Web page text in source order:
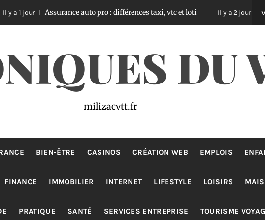
Assurance auto pro : différences taxi, vtc et loti Il y a 2 jours
DU
milizacvtt.fr
BIEN-ÊTRE CASINOS CRÉATION WEB EMPLOIS
FINANCE IMMOBILIER INTERNET LIFESTYLE LOISIRS
PRATIQUE SANTÉ SERVICES ENTREPRISE TOURISME